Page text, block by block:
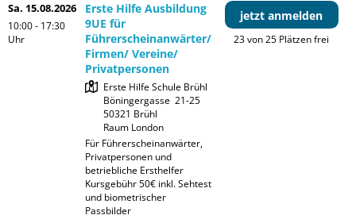
Sa. 15.08.2026
10:00 - 17:30
Uhr
Erste Hilfe Ausbildung
9UE für
Führerscheinanwärter/
Firmen/ Vereine/
Privatpersonen
Erste Hilfe Schule Brühl
Böningergasse  21-25
50321 Brühl
Raum London
Für Führerscheinanwärter,
Privatpersonen und
betriebliche Ersthelfer
Kursgebühr 50€ inkl. Sehtest
und biometrischer
Passbilder
jetzt anmelden
23 von 25 Plätzen frei